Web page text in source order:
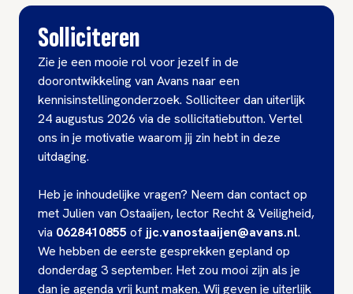
Solliciteren
Zie je een mooie rol voor jezelf in de
doorontwikkeling van Avans naar een
kennisinstellingonderzoek. Solliciteer dan uiterlijk
24 augustus 2026 via de sollicitatiebutton. Vertel
ons in je motivatie waarom jij zin hebt in deze
uitdaging.
Heb je inhoudelijke vragen? Neem dan contact op
met Julien van Ostaaijen, lector Recht & Veiligheid,
via 0628410855 of jjc.vanostaaijen@avans.nl.
We hebben de eerste gesprekken gepland op
donderdag 3 september. Het zou mooi zijn als je
dan je agenda vrij kunt maken. Wij geven je uiterlijk